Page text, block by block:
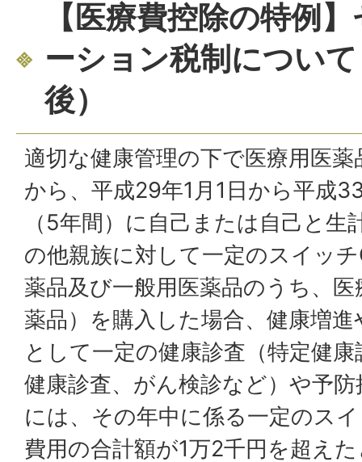
【医療費控除の特例
ーション税制につい
後）
適切な健康管理の下で医療用医
から、平成29年1月1日から平成
（5年間）に自己または自己と
の他親族に対して一定のスイッ
薬品及び一般用医薬品のうち、
薬品）を購入した場合、健康増
として一定の健康診査（特定健
健康診査、がん検診など）や予
には、その年中に係る一定のス
費用の合計額が1万2千円を超え